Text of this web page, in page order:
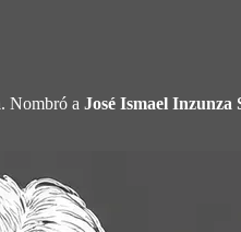
. Nombró a José Ismael Inzunza